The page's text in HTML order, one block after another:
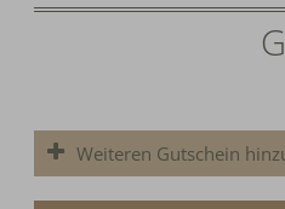
Weiteren Gutschein